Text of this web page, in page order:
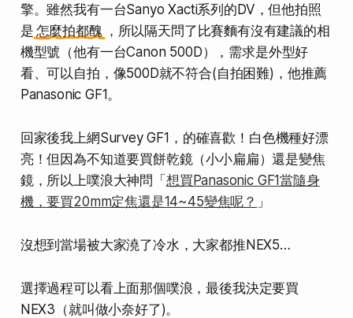
擎。雖然我有一台Sanyo Xacti系列的DV，但他拍照
是 怎麼拍都醜 ，所以隔天問了比賽麵有沒有建議的相
機型號（他有一台Canon 500D），需求是外型好
看、可以自拍，像500D就不符合(自拍困難)，他推薦
Panasonic GF1。
回家後我上網Survey GF1，的確喜歡！白色機種好漂
亮！但因為不知道要買餅乾鏡（小小扁扁）還是變焦
鏡，所以上噗浪大神問「想買Panasonic GF1當隨身
機，要買20mm定焦還是14~45變焦呢？ 」
沒想到當場被大家澆了冷水，大家都推NEX5…
選擇過程可以看上面那個噗浪，最後我決定要買
NEX3（就叫做小奈好了)。